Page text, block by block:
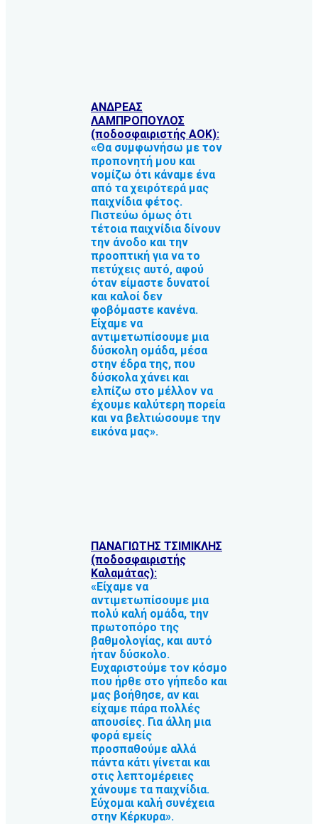
ΑΝΔΡΕΑΣ
ΛΑΜΠΡΟΠΟΥΛΟΣ
(ποδοσφαιριστής ΑΟΚ):
«Θα συμφωνήσω με τον
προπονητή μου και
νομίζω ότι κάναμε ένα
από τα χειρότερά μας
παιχνίδια φέτος.
Πιστεύω όμως ότι
τέτοια παιχνίδια δίνουν
την άνοδο και την
προοπτική για να το
πετύχεις αυτό, αφού
όταν είμαστε δυνατοί
και καλοί δεν
φοβόμαστε κανένα.
Είχαμε να
αντιμετωπίσουμε μια
δύσκολη ομάδα, μέσα
στην έδρα της, που
δύσκολα χάνει και
ελπίζω στο μέλλον να
έχουμε καλύτερη πορεία
και να βελτιώσουμε την
εικόνα μας».
ΠΑΝΑΓΙΩΤΗΣ ΤΣΙΜΙΚΛΗΣ
(ποδοσφαιριστής
Καλαμάτας):
«Είχαμε να
αντιμετωπίσουμε μια
πολύ καλή ομάδα, την
πρωτοπόρο της
βαθμολογίας, και αυτό
ήταν δύσκολο.
Ευχαριστούμε τον κόσμο
που ήρθε στο γήπεδο και
μας βοήθησε, αν και
είχαμε πάρα πολλές
απουσίες. Για άλλη μια
φορά εμείς
προσπαθούμε αλλά
πάντα κάτι γίνεται και
στις λεπτομέρειες
χάνουμε τα παιχνίδια.
Εύχομαι καλή συνέχεια
στην Κέρκυρα».